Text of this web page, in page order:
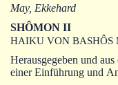
May, Ekkehard
SHÔMON II
HAIKU VON BASHÔS
Herausgegeben und
einer Einführung und